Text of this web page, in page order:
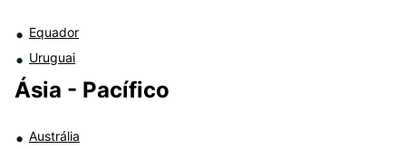
Equador
Uruguai
Ásia - Pacífico
Austrália